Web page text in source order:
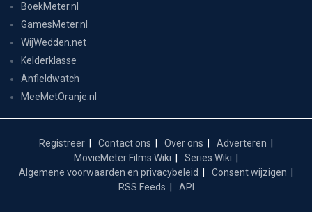
BoekMeter.nl
GamesMeter.nl
WijWedden.net
Kelderklasse
Anfieldwatch
MeeMetOranje.nl
Registreer Contact ons Over ons
Adverteren
MovieMeter Films Wiki
Series Wiki
Algemene voorwaarden en privacybeleid
Consent wijzigen
RSS Feeds
API